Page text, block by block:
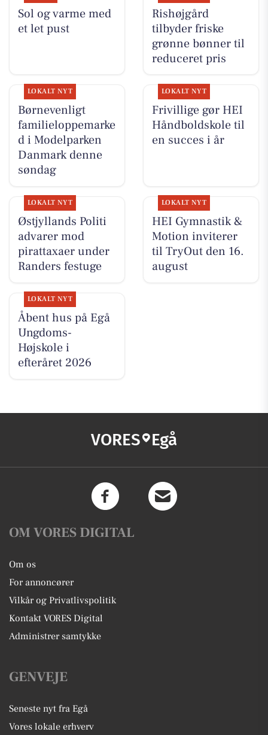
Sol og varme med
et let pust
Rishøjgård
tilbyder friske
grønne bønner til
reduceret pris
LOKALT NYT
Børnevenligt
familieloppemarke
d i Modelparken
Danmark denne
søndag
LOKALT NYT
Frivillige gør HEI
Håndboldskole til
en succes i år
LOKALT NYT
Østjyllands Politi
advarer mod
pirattaxaer under
Randers festuge
LOKALT NYT
HEI Gymnastik &
Motion inviterer
til TryOut den 16.
august
LOKALT NYT
Åbent hus på Egå
Ungdoms-
Højskole i
efteråret 2026
VORES Egå
OM VORES DIGITAL
Om os
For annoncører
Vilkår og Privatlivspolitik
Kontakt VORES Digital
Administrer samtykke
GENVEJE
Seneste nyt fra Egå
Vores lokale erhverv